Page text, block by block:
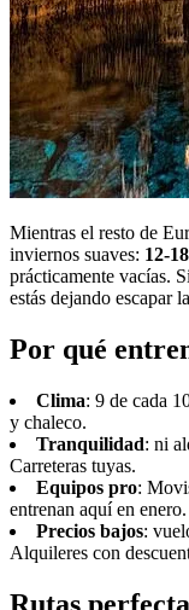
Mientras el resto de
inviernos suaves: 12-
prácticamente vacías.
estás dejando escapar
Por qué
Clima: 9 de cada
y chaleco.
Tranquilidad: ni
Carreteras tuyas.
Equipos pro:
entrenan aquí en
Precios bajos:
Alquileres con
Rutas